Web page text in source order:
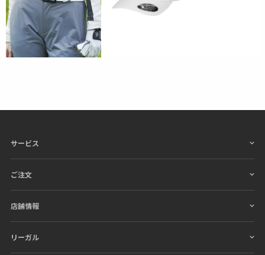
素材
ポリエステル100%
サービス
ご注文
店舗情報
リーガル